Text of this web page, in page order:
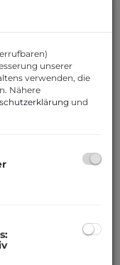
unserer
verwenden, die
Nähere
und